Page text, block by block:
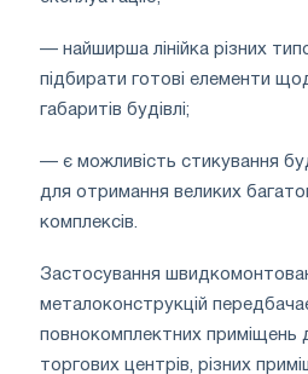
— найширша лінійка різних
підбирати готові елементи
габаритів будівлі;
— є можливість стикування
для отримання великих
комплексів.
Застосування
металоконструкцій
повнокомплектних приміщень
торгових центрів, різних